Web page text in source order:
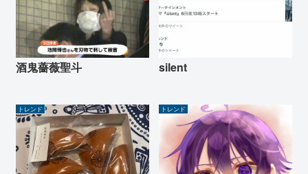
酒鬼薔薇聖斗 silent
トレンド トレンド